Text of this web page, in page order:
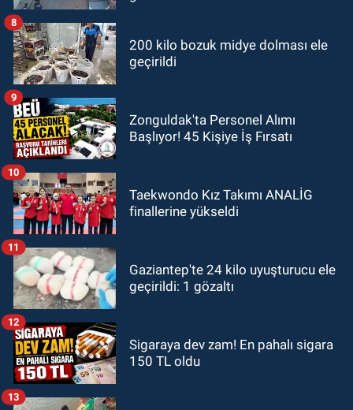
200 kilo bozuk midye dolması ele
geçirildi
8
Zonguldak'ta Personel Alımı
Başlıyor! 45 Kişiye İş Fırsatı
9
Taekwondo Kız Takımı ANALİG
finallerine yükseldi
10
Gaziantep'te 24 kilo uyuşturucu ele
geçirildi: 1 gözaltı
11
Sigaraya dev zam! En pahalı sigara
150 TL oldu
12
13